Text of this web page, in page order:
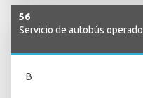
56
Servicio de autobús
B